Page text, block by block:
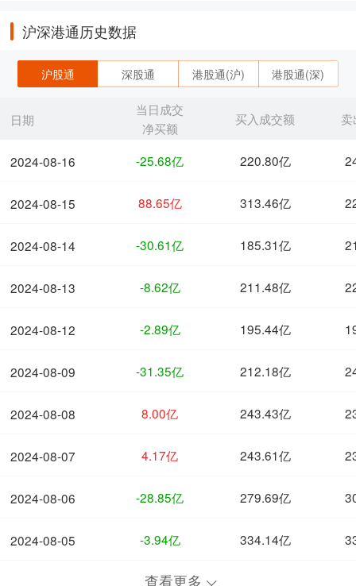
沪深港通历史数据
沪股通 深股通 港股通(沪) 港股通(深)
日期
2024-08-16
2024-08-15
2024-08-14
2024-08-13
2024-08-12
2024-08-09
2024-08-08
2024-08-07
2024-08-06
2024-08-05
当日成交
净买额
买入成交额 卖
-25.68亿 220.80亿
88.65亿 313.46亿
-30.61亿 185.31亿
-8.62亿 211.48亿
-2.89亿 195.44亿
-31.35亿 212.18亿
8.00亿 243.43亿
4.17亿 243.61亿
-28.85亿 279.69亿
-3.94亿 334.14亿
查看更多